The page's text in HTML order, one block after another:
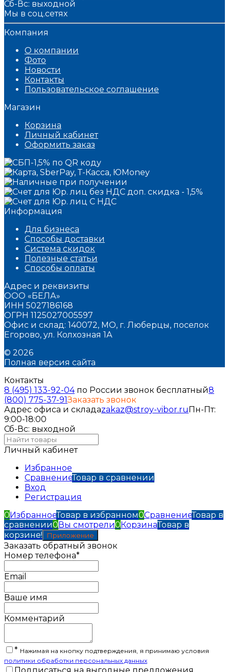
Сб-Вс: выходной
Мы в соц.сетях
Компания
О компании
Фото
Новости
Контакты
Пользовательское соглашение
Магазин
Корзина
Личный кабинет
Оформить заказ
Информация
Для бизнеса
Способы доставки
Система скидок
Полезные статьи
Способы оплаты
Адрес и реквизиты
ООО «БЕЛА»
ИНН 5027186168
ОГРН 1125027005597
Офис и склад: 140072, МО, г. Люберцы, поселок
Егорово, ул. Колхозная 1А
© 2026
Полная версия сайта
Контакты
8 (495) 133-92-04по России звонок бесплатный8
(800) 775-37-91Заказать звонок
Адрес офиса и складаzakaz@stroy-vibor.ruПн-Пт:
9:00-18:00
Сб-Вс: выходной
Личный кабинет
Избранное
СравнениеТовар в сравнении
Вход
Регистрация
0ИзбранноеТовар в избранном0СравнениеТовар в
сравнении0Вы смотрели0КорзинаТовар в
корзине!
Приложение
Заказать обратный звонок
Номер телефона*
Email
Ваше имя
Комментарий
* Нажимая на кнопку подтверждения, я принимаю условия
политики обработки персональных данных
Подписаться на выгодные предложения